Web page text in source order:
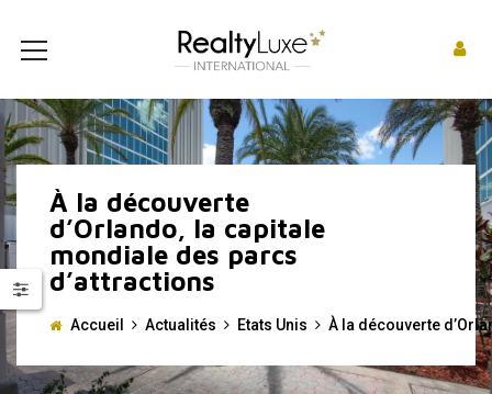
À la découverte
d’Orlando, la capitale
mondiale des parcs
d’attractions
Accueil Actualités Etats Unis À la découverte